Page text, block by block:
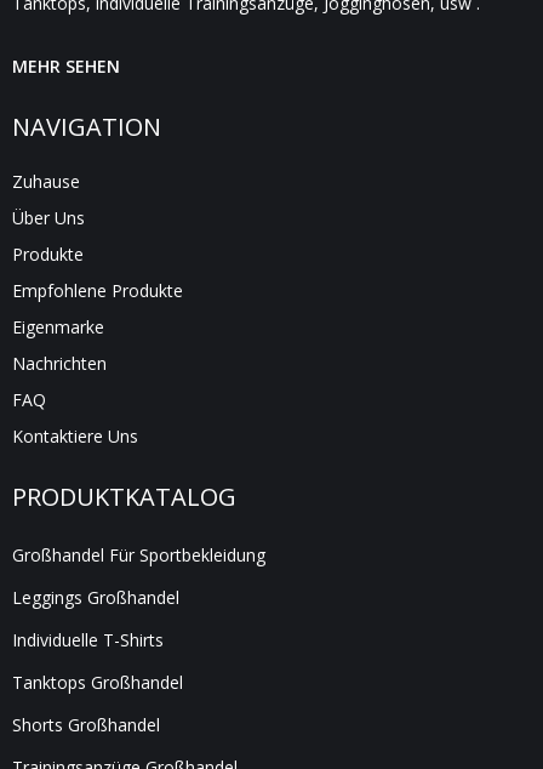
MEHR SEHEN
NAVIGATION
Zuhause
Über Uns
Produkte
Empfohlene Produkte
Eigenmarke
Nachrichten
FAQ
Kontaktiere Uns
PRODUKTKATALOG
Großhandel Für Sportbekleidung
Leggings Großhandel
Individuelle T-Shirts
Tanktops Großhandel
Shorts Großhandel